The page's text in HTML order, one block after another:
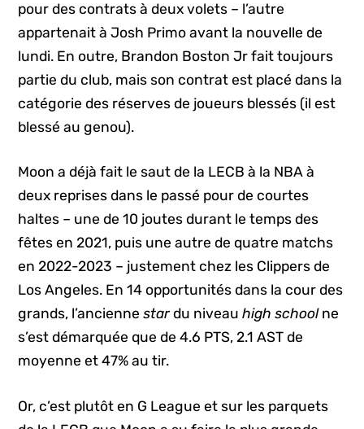
pour des contrats à deux volets – l’autre
appartenait à Josh Primo avant la nouvelle de
lundi. En outre, Brandon Boston Jr fait toujours
partie du club, mais son contrat est placé dans la
catégorie des réserves de joueurs blessés (il est
blessé au genou).
Moon a déjà fait le saut de la LECB à la NBA à
deux reprises dans le passé pour de courtes
haltes – une de 10 joutes durant le temps des
fêtes en 2021, puis une autre de quatre matchs
en 2022-2023 – justement chez les Clippers de
Los Angeles. En 14 opportunités dans la cour des
grands, l’anciennestardu niveauhigh schoolne
s’est démarquée que de 4.6 PTS, 2.1 AST de
moyenne et 47% au tir.
Or, c’est plutôt en G League et sur les parquets